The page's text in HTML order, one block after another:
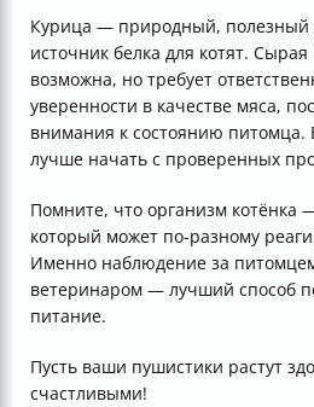
Курица — природный,
источник белка для котят.
возможна, но требует
уверенности в качестве мяса,
внимания к состоянию питомца.
лучше начать с проверенных
Помните, что организм котёнка
который может по-разному
Именно наблюдение за
ветеринаром — лучший способ
питание.
Пусть ваши пушистики растут
счастливыми!